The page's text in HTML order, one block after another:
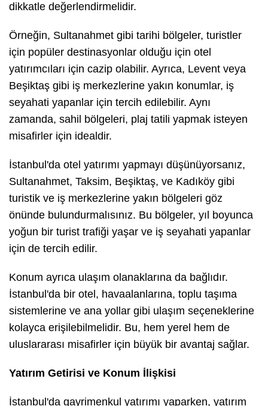
dikkatle değerlendirmelidir.
Örneğin, Sultanahmet gibi tarihi bölgeler, turistler
için popüler destinasyonlar olduğu için otel
yatırımcıları için cazip olabilir. Ayrıca, Levent veya
Beşiktaş gibi iş merkezlerine yakın konumlar, iş
seyahati yapanlar için tercih edilebilir. Aynı
zamanda, sahil bölgeleri, plaj tatili yapmak isteyen
misafirler için idealdir.
İstanbul'da otel yatırımı yapmayı düşünüyorsanız,
Sultanahmet, Taksim, Beşiktaş, ve Kadıköy gibi
turistik ve iş merkezlerine yakın bölgeleri göz
önünde bulundurmalısınız. Bu bölgeler, yıl boyunca
yoğun bir turist trafiği yaşar ve iş seyahati yapanlar
için de tercih edilir.
Konum ayrıca ulaşım olanaklarına da bağlıdır.
İstanbul'da bir otel, havaalanlarına, toplu taşıma
sistemlerine ve ana yollar gibi ulaşım seçeneklerine
kolayca erişilebilmelidir. Bu, hem yerel hem de
uluslararası misafirler için büyük bir avantaj sağlar.
Yatırım Getirisi ve Konum İlişkisi
İstanbul'da gayrimenkul yatırımı yaparken, yatırım